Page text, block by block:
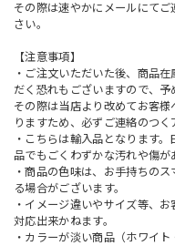
その際は速やかにメールにて
さい。
【注意事項】
・ご注文いただいた後、商品
だく恐れもございますので、予
その際は当店より改めてお客
りますため、必ずご連絡のつく
・こちらは輸入品となります
品でもごくわずかな汚れや傷が
・商品の色味は、お手持ちの
る場合がございます。
・イメージ違いやサイズ等、
対応出来かねます。
・カラーが淡い商品（ホワイ